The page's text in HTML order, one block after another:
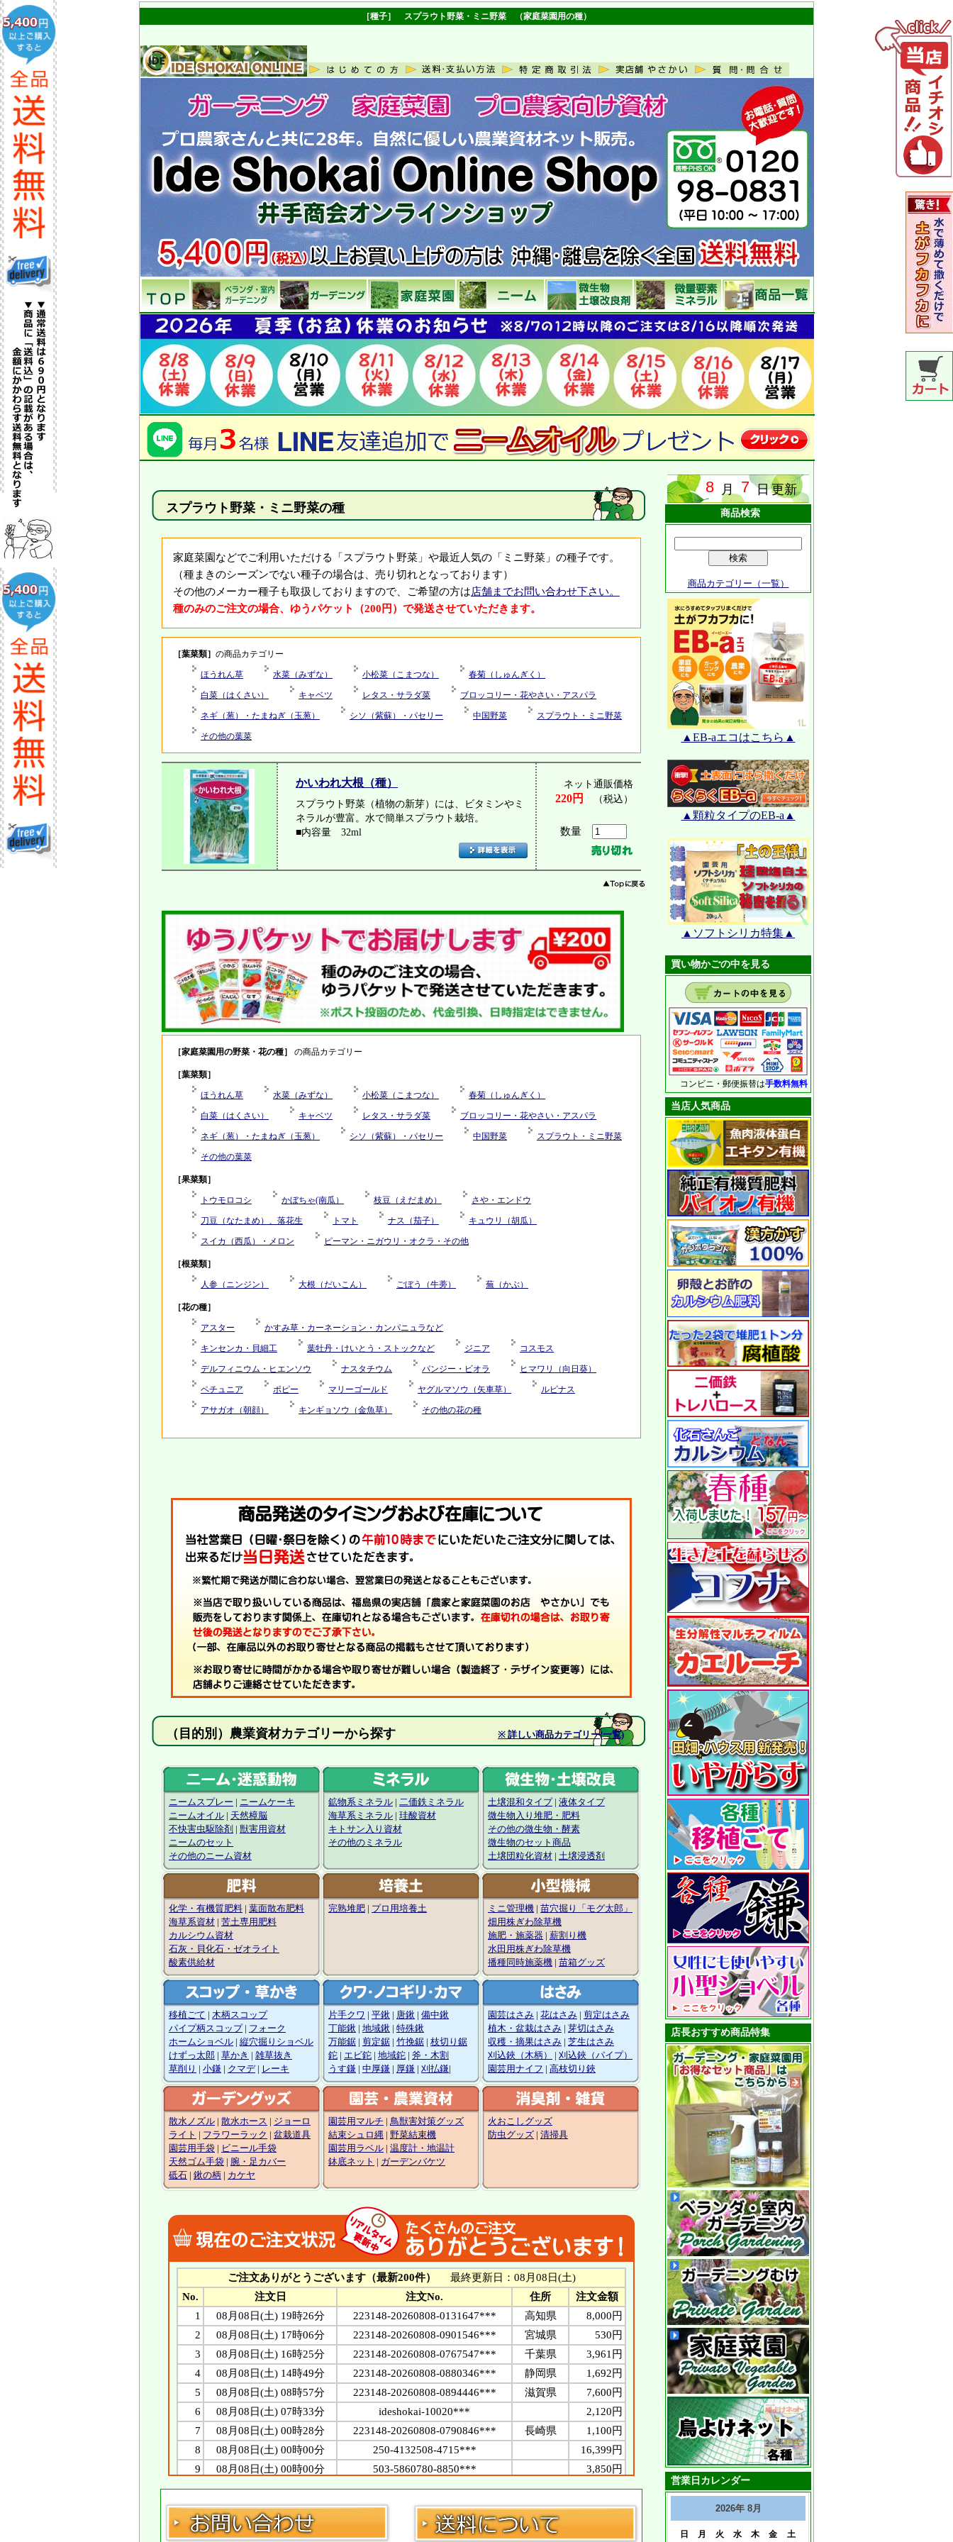
［種子］ スプラウト野菜・ミニ野菜 （家庭菜園用の種）
スプラウト野菜・ミニ野菜の種
家庭菜園などでご利用いただける「スプラウト野菜」や最近人気の「ミニ野菜」の種子です。
（種まきのシーズンでない種子の場合は、売り切れとなっております）
その他のメーカー種子も取扱しておりますので、ご希望の方は店舗までお問い合わせ下さい。
種のみのご注文の場合、ゆうパケット（200円）で発送させていただきます。
［葉菜類］ の商品カテゴリー
ほうれん草 水菜（みずな） 小松菜（こまつな） 春菊（しゅんぎく）
白菜（はくさい） キャベツ レタス・サラダ菜 ブロッコリー・花やさい・アスパラ
ネギ（葱）・たまねぎ（玉葱） シソ（紫蘇）・パセリー 中国野菜 スプラウト・ミニ野菜
その他の葉菜
かいわれ大根（種）
スプラウト野菜（植物の新芽）には、ビタミンやミ
ネラルが豊富。水で簡単スプラウト栽培。
■内容量 32ml
ネット通販価格
220円 （税込）
数量
［家庭菜園用の野菜・花の種］ の商品カテゴリー
［葉菜類］
ほうれん草 水菜（みずな） 小松菜（こまつな） 春菊（しゅんぎく）
白菜（はくさい） キャベツ レタス・サラダ菜 ブロッコリー・花やさい・アスパラ
ネギ（葱）・たまねぎ（玉葱） シソ（紫蘇）・パセリー 中国野菜 スプラウト・ミニ野菜
その他の葉菜
［果菜類］
トウモロコシ かぼちゃ(南瓜） 枝豆（えだまめ） さや・エンドウ
刀豆（なたまめ）、落花生 トマト ナス（茄子） キュウリ（胡瓜）
スイカ（西瓜）・メロン ピーマン・ニガウリ・オクラ・その他
［根菜類］
人参（ニンジン） 大根（だいこん） ごぼう（牛蒡） 蕪（かぶ）
［花の種］
アスター かすみ草・カーネーション・カンパニュラなど
キンセンカ・貝細工 葉牡丹・けいとう・ストックなど ジニア コスモス
デルフィニウム・ヒエンソウ ナスタチウム パンジー・ビオラ ヒマワリ（向日葵）
ペチュニア ポピー マリーゴールド ヤグルマソウ（矢車草） ルピナス
アサガオ（朝顔） キンギョソウ（金魚草） その他の花の種
（目的別）農業資材カテゴリーから探す ※ 詳しい商品カテゴリー(一覧)
ニームスプレー
ニームケーキ
ニームオイル
天然樟脳
不快害虫駆除剤
獣害用資材
ニームのセット
その他のニーム資材
鉱物系ミネラル
二価鉄ミネラル
海草系ミネラル
珪酸資材
キトサン入り資材
その他のミネラル
土壌混和タイプ
液体タイプ
微生物入り堆肥・肥料
その他の微生物・酵素
微生物のセット商品
土壌団粒化資材
土壌浸透剤
化学・有機質肥料
葉面散布肥料
海草系資材
苦土専用肥料
カルシウム資材
石灰・貝化石・ゼオライト
酸素供給材
完熟堆肥 プロ用培養土 ミニ管理機
苗穴掘り「モグ太郎」
畑用株ぎわ除草機
施肥・施薬器
薪割り機
水田用株ぎわ除草機
播種同時施薬機
苗箱グッズ
移植ごて
木柄スコップ
パイプ柄スコップ
フォーク
ホームショベル
縦穴掘りショベル
けずっ太郎
草かき
雑草抜き
草削り
小鎌 クマデ| レーキ
片手クワ 平鍬 唐鍬
備中鍬
丁能鍬
地域鍬
特殊鍬
万能鋸
剪定鋸 竹挽鋸
枝切り鋸
鉈
エビ鉈 地域鉈
斧・木割
うす鎌
中厚鎌 厚鎌 刈払鎌
園芸はさみ 花はさみ
剪定はさみ
植木・盆栽はさみ
芽切はさみ
収穫・摘果はさみ
芝生はさみ
刈込鋏（木柄）
刈込鋏（パイプ）
園芸用ナイフ
高枝切り鋏
散水ノズル 散水ホース
ジョーロ
ライト
フラワーラック
盆栽道具
園芸用手袋
ビニール手袋
天然ゴム手袋
腕・足カバー
砥石
鍬の柄 カケヤ
園芸用マルチ
鳥獣害対策グッズ
結束シュロ縄
野菜結束機
園芸用ラベル
温度計・地温計
鉢底ネット
ガーデンバケツ
火おこしグッズ
防虫グッズ
清掃具
商品検索
商品カテゴリー（一覧）
▲EB-aエコはこちら▲
▲顆粒タイプのEB-a▲
▲ソフトシリカ特集▲
買い物かごの中を見る
コンビニ・郵便振替は手数料無料
当店人気商品
店長おすすめ商品特集
営業日カレンダー